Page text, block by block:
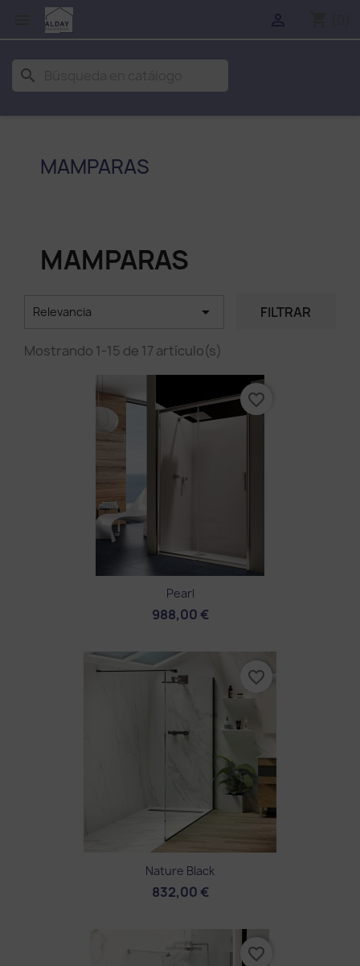
search
MAMPARAS
MAMPARAS
Relevancia  FILTRAR
Mostrando 1-15 de 17 artículo(s)
Pearl
988,00 €
favorite_border
Nature Black
832,00 €
favorite_border
favorite_border